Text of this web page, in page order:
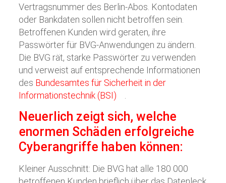
Vertragsnummer des Berlin-Abos. Kontodaten
oder Bankdaten sollen nicht betroffen sein.
Betroffenen Kunden wird geraten, ihre
Passwörter für BVG-Anwendungen zu ändern.
Die BVG rät, starke Passwörter zu verwenden
und verweist auf entsprechende Informationen
des Bundesamtes für Sicherheit in der
Informationstechnik (BSI)
Neuerlich zeigt sich, welche
enormen Schäden erfolgreiche
Cyberangriffe haben können:
Kleiner Ausschnitt: Die BVG hat alle 180 000